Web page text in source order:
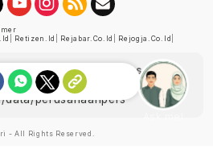
Retizen.id Rejabar.co.id Rejogja.co.id
oleh Dewan Pers
Verifikasi/K/XII/2022
data/perusahaanpers
- All Rights Reserved.